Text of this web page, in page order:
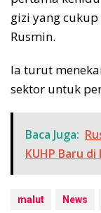
gizi yang
Rusmin.
Ia turut
sektor untuk
Baca Juga:
KUHP Baru
malut News